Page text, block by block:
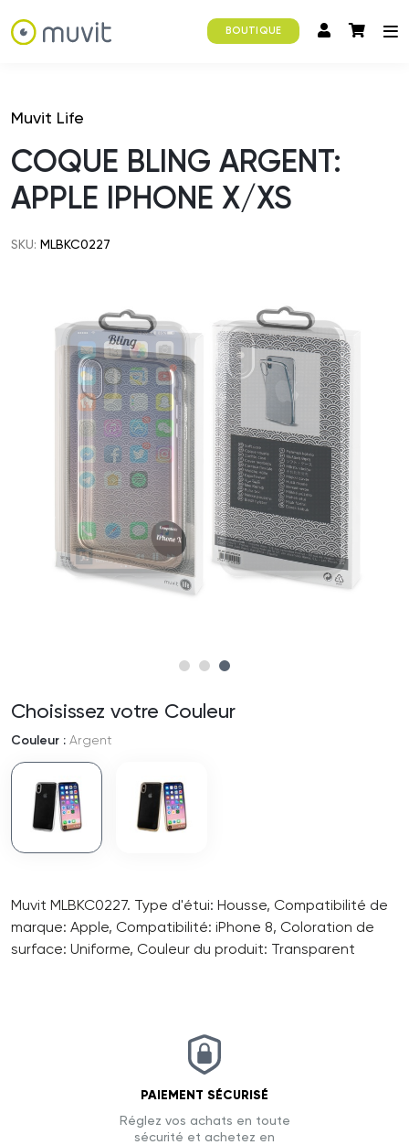
BOUTIQUE
Muvit Life
COQUE BLING ARGENT:
APPLE IPHONE X/XS
SKU: MLBKC0227
Choisissez votre Couleur
Couleur : Argent
Muvit MLBKC0227. Type d'étui: Housse, Compatibilité de
marque: Apple, Compatibilité: iPhone 8, Coloration de
surface: Uniforme, Couleur du produit: Transparent
PAIEMENT SÉCURISÉ
Réglez vos achats en toute
sécurité et achetez en